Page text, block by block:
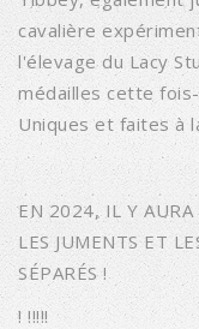
cavalière
l'élevage du Lacy
médailles cette
Uniques et faites à
EN 2024, IL Y AURA
LES JUMENTS ET
SÉPARÉS !
! !!!!!